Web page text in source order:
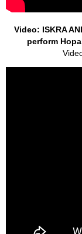
Video: ISKRA
perform